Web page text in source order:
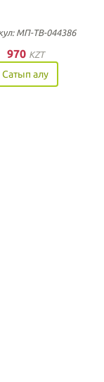
МП-ТВ-044386
970 KZT
Сатып алу